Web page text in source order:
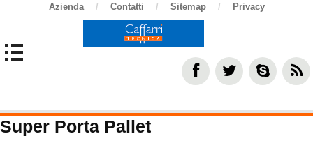
Azienda / Contatti / Sitemap / Privacy
Super Porta Pallet